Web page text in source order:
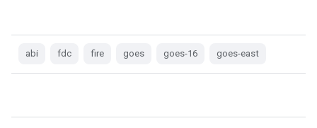
abi fdc fire goes goes-16 goes-east